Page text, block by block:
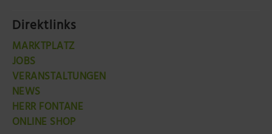
Direktlinks
MARKTPLATZ
JOBS
VERANSTALTUNGEN
NEWS
HERR FONTANE
ONLINE SHOP